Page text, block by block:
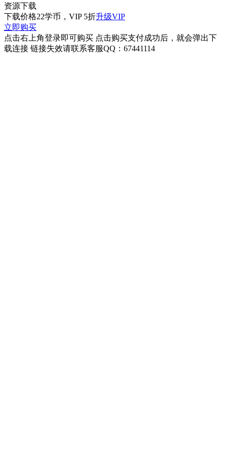
资源下载
下载价格22学币，VIP 5折升级VIP
立即购买
点击右上角登录即可购买 点击购买支付成功后，就会弹出下
载连接 链接失效请联系客服QQ：67441114